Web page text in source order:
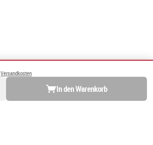
Versandkosten
In den Warenkorb